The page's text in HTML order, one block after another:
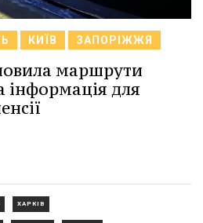
КИЇВ ЗАПОРІЖЖЯ
маршрути
інформація для
ХАРКІВ